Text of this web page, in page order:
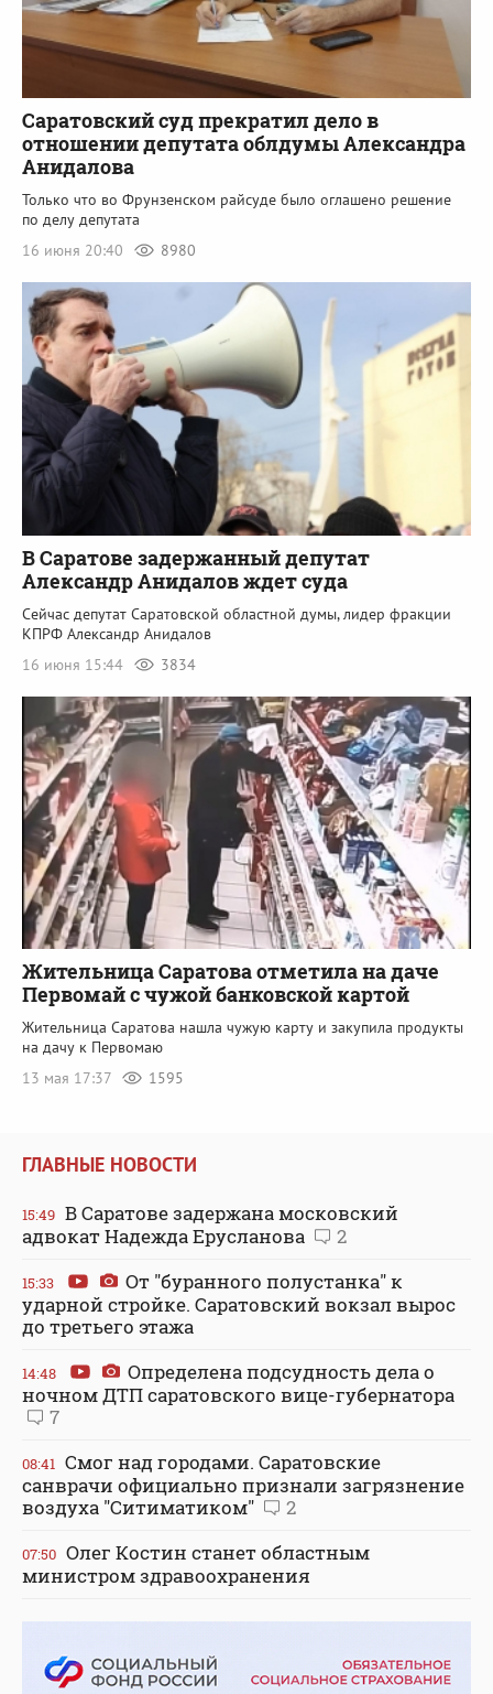
Саратовский суд прекратил дело в
отношении депутата облдумы Александра
Анидалова
Только что во Фрунзенском райсуде было оглашено решение
по делу депутата
16 июня 20:40
8980
В Саратове задержанный депутат
Александр Анидалов ждет суда
Сейчас депутат Саратовской областной думы, лидер фракции
КПРФ Александр Анидалов
16 июня 15:44
3834
Жительница Саратова отметила на даче
Первомай с чужой банковской картой
Жительница Саратова нашла чужую карту и закупила продукты
на дачу к Первомаю
13 мая 17:37
1595
ГЛАВНЫЕ НОВОСТИ
15:49 В Саратове задержана московский
адвокат Надежда Ерусланова
2
15:33
От "буранного полустанка" к
ударной стройке. Саратовский вокзал вырос
до третьего этажа
14:48
Определена подсудность дела о
ночном ДТП саратовского вице-губернатора
7
08:41 Смог над городами. Саратовские
санврачи официально признали загрязнение
воздуха "Ситиматиком"
2
07:50 Олег Костин станет областным
министром здравоохранения